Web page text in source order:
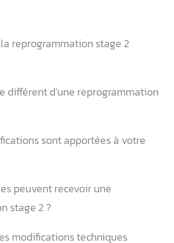
la reprogrammation stage 2
différent d’une reprogrammation
sont apportées à votre
peuvent recevoir une
stage 2 ?
modifications techniques